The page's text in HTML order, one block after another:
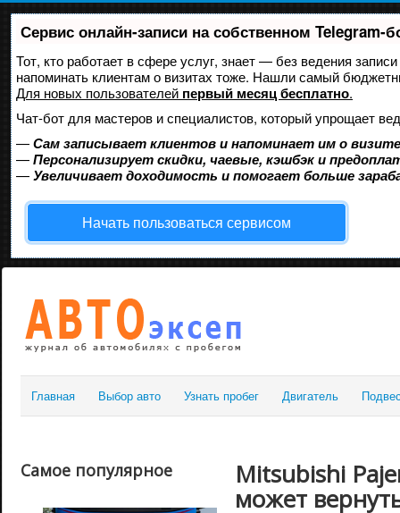
Сервис онлайн-записи на собственном Telegram-
Тот, кто работает в сфере услуг, знает — без ведения
напоминать клиентам о визитах тоже. Нашли самый
Для новых пользователей первый месяц бесплатно.
Чат-бот для мастеров и специалистов, который упрощает
—Сам записывает клиентов и напоминает им о
—Персонализирует скидки, чаевые, кэшбэк и
—Увеличивает доходимость и помогает больше
Начать пользоваться сервисом
Главная Выбор авто Узнать пробег Двигатель
Самое популярное Mitsubishi
может